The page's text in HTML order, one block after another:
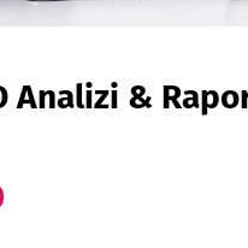
Analizi &